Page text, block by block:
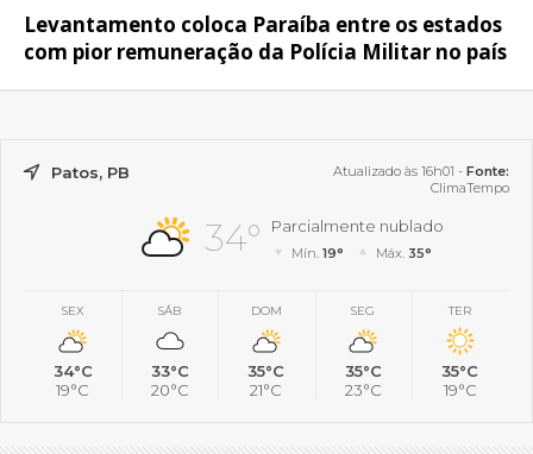
Levantamento coloca Paraíba entre os estados
com pior remuneração da Polícia Militar no país
Patos, PB Atualizado às 16h01 - Fonte:
ClimaTempo
34° Parcialmente nublado
Mín.19° Máx. 35°
SEX
34°C
19°C
SÁB
33°C
20°C
DOM
35°C
21°C
SEG
35°C
23°C
TER
35°C
19°C